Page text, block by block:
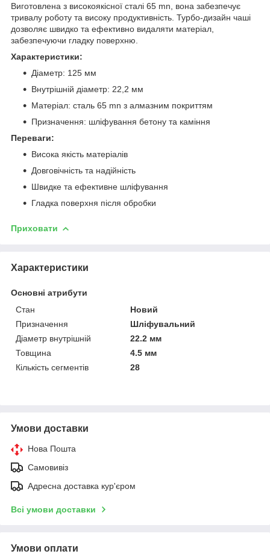
Виготовлена з високоякісної сталі 65 mn, вона забезпечує
тривалу роботу та високу продуктивність. Турбо-дизайн чаші
дозволяє швидко та ефективно видаляти матеріал,
забезпечуючи гладку поверхню.
Характеристики:
Діаметр: 125 мм
Внутрішній діаметр: 22,2 мм
Матеріал: сталь 65 mn з алмазним покриттям
Призначення: шліфування бетону та каміння
Переваги:
Висока якість матеріалів
Довговічність та надійність
Швидке та ефективне шліфування
Гладка поверхня після обробки
Приховати
Характеристики
Основні атрибути
Стан
Новий
Призначення
Шліфувальний
Діаметр внутрішній
22.2 мм
Товщина
4.5 мм
Кількість сегментів
28
Умови доставки
Нова Пошта
Самовивіз
Адресна доставка кур'єром
Всі умови доставки
Умови оплати